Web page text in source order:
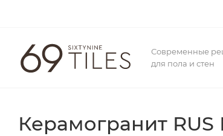
Современные
для пола и стен
Керамогранит